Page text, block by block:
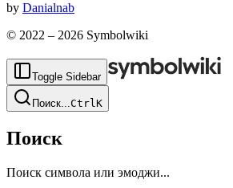
by Danialnab
© 2022 – 2026 Symbolwiki
Toggle Sidebar
Поиск...CtrlK
Поиск
Поиск символа или эмоджи...